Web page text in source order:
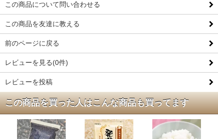
この商品について問い合わせる
この商品を友達に教える
前のページに戻る
レビューを見る(0件)
レビューを投稿
この商品を買った人はこんな商品も買ってます